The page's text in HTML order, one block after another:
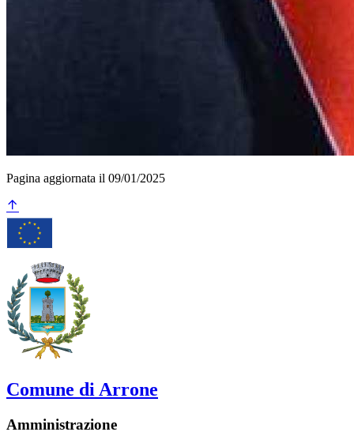
Pagina aggiornata il 09/01/2025
Comune di Arrone
Amministrazione